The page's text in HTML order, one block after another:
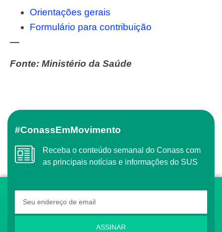
Orientações gerais
Formulário para contribuição
—
Fonte: Ministério da Saúde
#ConassEmMovimento
Receba o conteúdo semanal do Conass com
as principais notícias e informações do SUS
ASSINAR